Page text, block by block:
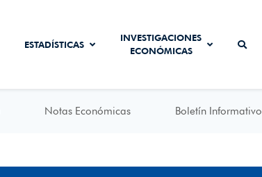
ESTADÍSTICAS
INVESTIGACIONES
ECONÓMICAS
Notas Económicas Boletín Informativo